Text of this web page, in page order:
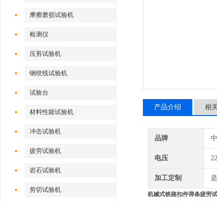
摩擦磨损试验机
检测仪
压剪试验机
钢绞线试验机
试验台
材料性能试验机
冲击试验机
疲劳试验机
岩石试验机
剪切试验机
产品介绍 相
品牌
电压
加工定制 是
机械式铁路扣件弹条疲劳